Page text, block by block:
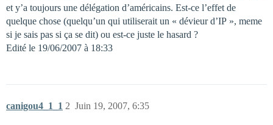
et y’a toujours une délégation d’américains. Est-ce l’effet de
quelque chose (quelqu’un qui utiliserait un « dévieur d’IP », meme
si je sais pas si ça se dit) ou est-ce juste le hasard ?
Edité le 19/06/2007 à 18:33
canigou4_1_1 Juin 19, 2007, 6:35
2